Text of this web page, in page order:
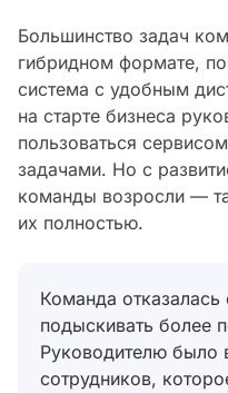
Большинство задач
гибридном формате,
система с удобным
на старте бизнеса
пользоваться
задачами. Но с
команды возросли —
их полностью.
Команда отказалась
подыскивать более
Руководителю было
сотрудников,